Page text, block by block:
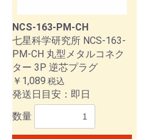
NCS-163-PM-CH
七星科学研究所 NCS-163-
PM-CH 丸型メタルコネク
ター 3P 逆芯プラグ
￥1,089 税込
発送日目安：即日
数量